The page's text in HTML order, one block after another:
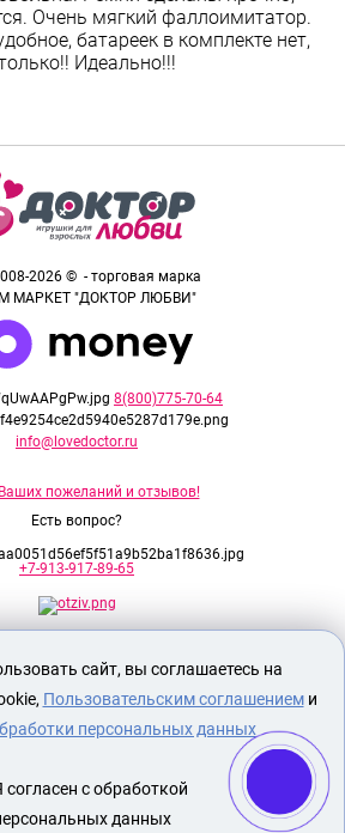
2026 © - торговая марка
МАРКЕТ "ДОКТОР ЛЮБВИ"
8(800)775-70-64
info@lovedoctor.ru
пожеланий и отзывов!
Есть вопрос?
+7-913-917-89-65
Доктор Любви
для лиц старше 18 лет!
соответствия.
И ДОСТАВКА
СЕКС ИГРУШКИ
сайт, вы соглашаетесь на
Пользовательским соглашениеми
персональных данных
согласен с обработкой
данных